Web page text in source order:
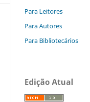
Para Leitores
Para Autores
Para Bibliotecários
Edição Atual